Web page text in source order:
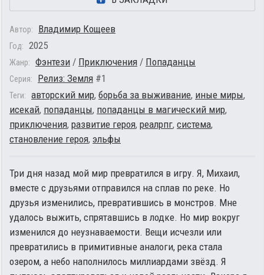
Автор: Владимир Кощеев
Год: 2025
Жанр: Фэнтези / Приключения / Попаданцы
Серия: Релиз: Земля #1
Теги: авторский мир, борьба за выживание, иные миры,
исекай, попаданцы, попаданцы в магический мир,
приключения, развитие героя, реалрпг, система,
становление героя, эльфы
Три дня назад мой мир превратился в игру. Я, Михаил,
вместе с друзьями отправился на сплав по реке. Но
друзья изменились, превратившись в монстров. Мне
удалось выжить, спрятавшись в лодке. Но мир вокруг
изменился до неузнаваемости. Вещи исчезли или
превратились в примитивные аналоги, река стала
озером, а небо наполнилось миллиардами звёзд. Я